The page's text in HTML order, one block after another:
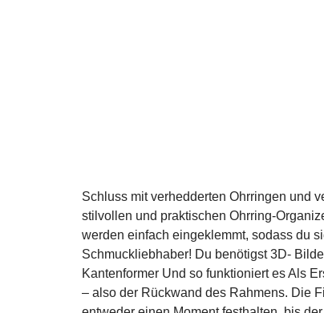
Schluss mit verhedderten Ohrringen und
stilvollen und praktischen Ohrring-
werden einfach eingeklemmt, sodass du
Schmuckliebhaber! Du benötigst 3D-
Kantenformer Und so funktioniert es Als
– also der Rückwand des Rahmens. Die